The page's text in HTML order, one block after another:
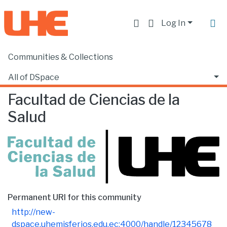
Log In
Communities & Collections
All of DSpace
Home
Facultad de Ciencias de la
Salud
Permanent URI for this community
http://new-
dspace.uhemisferios.edu.ec:4000/handle/12345678